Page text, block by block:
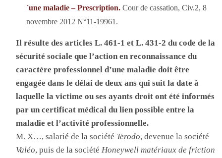
´une maladie – Prescription. Cour de cassation, Civ.2, 8
novembre 2012 N°11-19961.
Il résulte des articles L. 461-1 et L. 431-2 du code de la
sécurité sociale que l’action en reconnaissance du
caractère professionnel d’une maladie doit être
engagée dans le délai de deux ans qui suit la date à
laquelle la victime ou ses ayants droit ont été informés
par un certificat médical du lien possible entre la
maladie et l’activité professionnelle.
M. X…, salarié de la société Terodo, devenue la société
Valéo, puis de la sociétéHoneywell matériaux de friction